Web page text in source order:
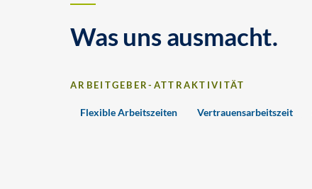
Was uns ausmacht.
ARBEITGEBER-ATTRAKTIVITÄT
Flexible Arbeitszeiten Vertrauensarbeitszeit